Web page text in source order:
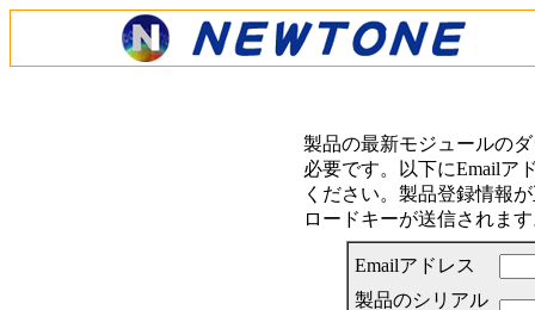
製品の最新モジュールの
必要です。以下にEmailア
ください。製品登録情報
ロードキーが送信されま
Emailアドレス
製品のシリアル